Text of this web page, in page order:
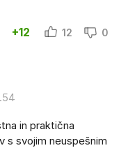
+12 12 0
in praktična
s svojim neuspešnim